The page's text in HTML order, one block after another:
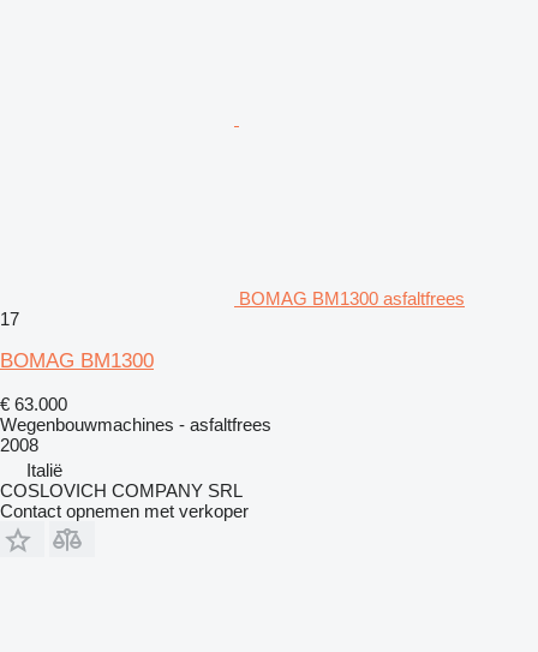
BOMAG BM1300 asfaltfrees
17
BOMAG BM1300
€ 63.000
Wegenbouwmachines - asfaltfrees
2008
Italië
COSLOVICH COMPANY SRL
Contact opnemen met verkoper